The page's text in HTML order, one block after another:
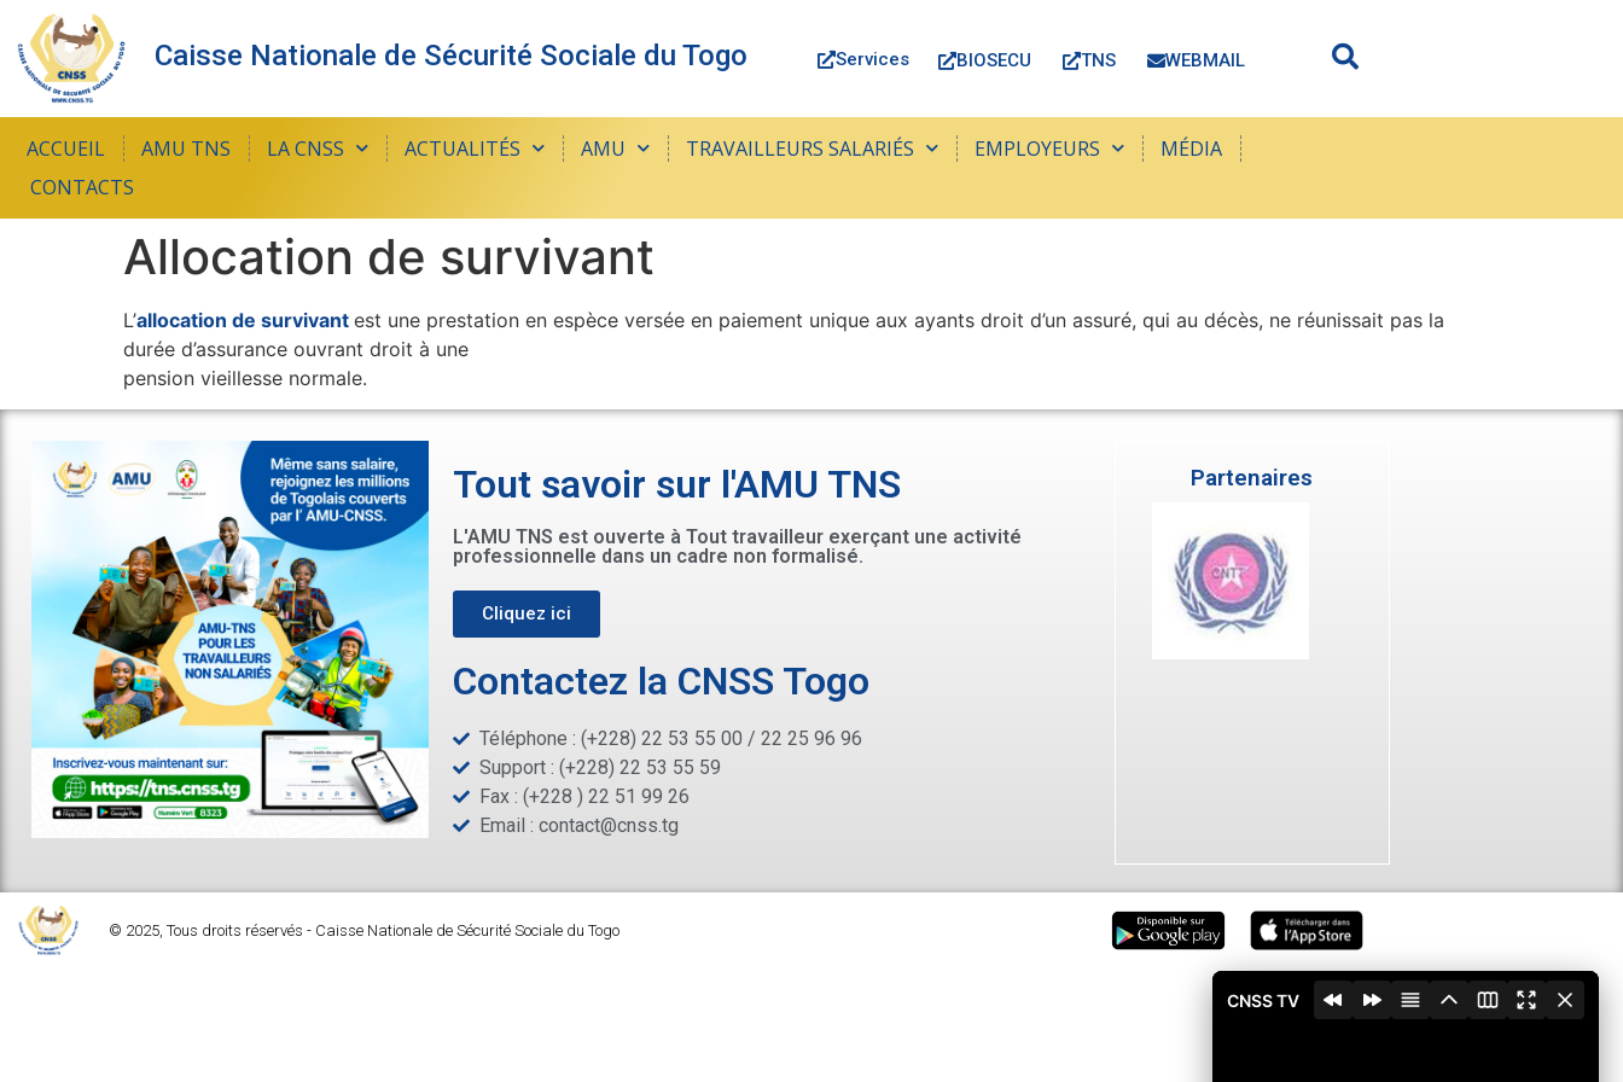
Caisse Nationale de Sécurité Sociale du Togo Services BIOSECU TNS WEBMAIL
ACCUEIL AMU TNS LA CNSS ACTUALITÉS AMU TRAVAILLEURS SALARIÉS EMPLOYEURS
MÉDIA
CONTACTS
Allocation de survivant
L’allocation de survivant est une prestation en espèce versée en paiement unique aux ayants droit d’un assuré, qui au décès, ne réunissait pas la
durée d’assurance ouvrant droit à une
pension vieillesse normale.
Tout savoir sur l'AMU TNS
L'AMU TNS est ouverte à Tout travailleur exerçant une activité
professionnelle dans un cadre non formalisé.
Cliquez ici
Contactez la CNSS Togo
Téléphone : (+228) 22 53 55 00 / 22 25 96 96
Support : (+228) 22 53 55 59
Fax : (+228 ) 22 51 99 26
Email :contact@cnss.tg
Partenaires
© 2025, Tous droits réservés - Caisse Nationale de Sécurité Sociale du Togo
CNSS TV